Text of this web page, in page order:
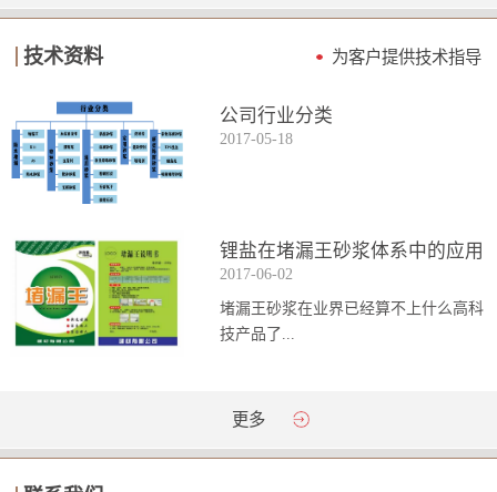
技术资料 为客户提供技术指导
公司行业分类
2017-05-18
锂盐在堵漏王砂浆体系中的应用
2017-06-02
堵漏王砂浆在业界已经算不上什么高科
技产品了...
。简单来说它就是一种能够迅速凝固的
通砂浆的强...
更多